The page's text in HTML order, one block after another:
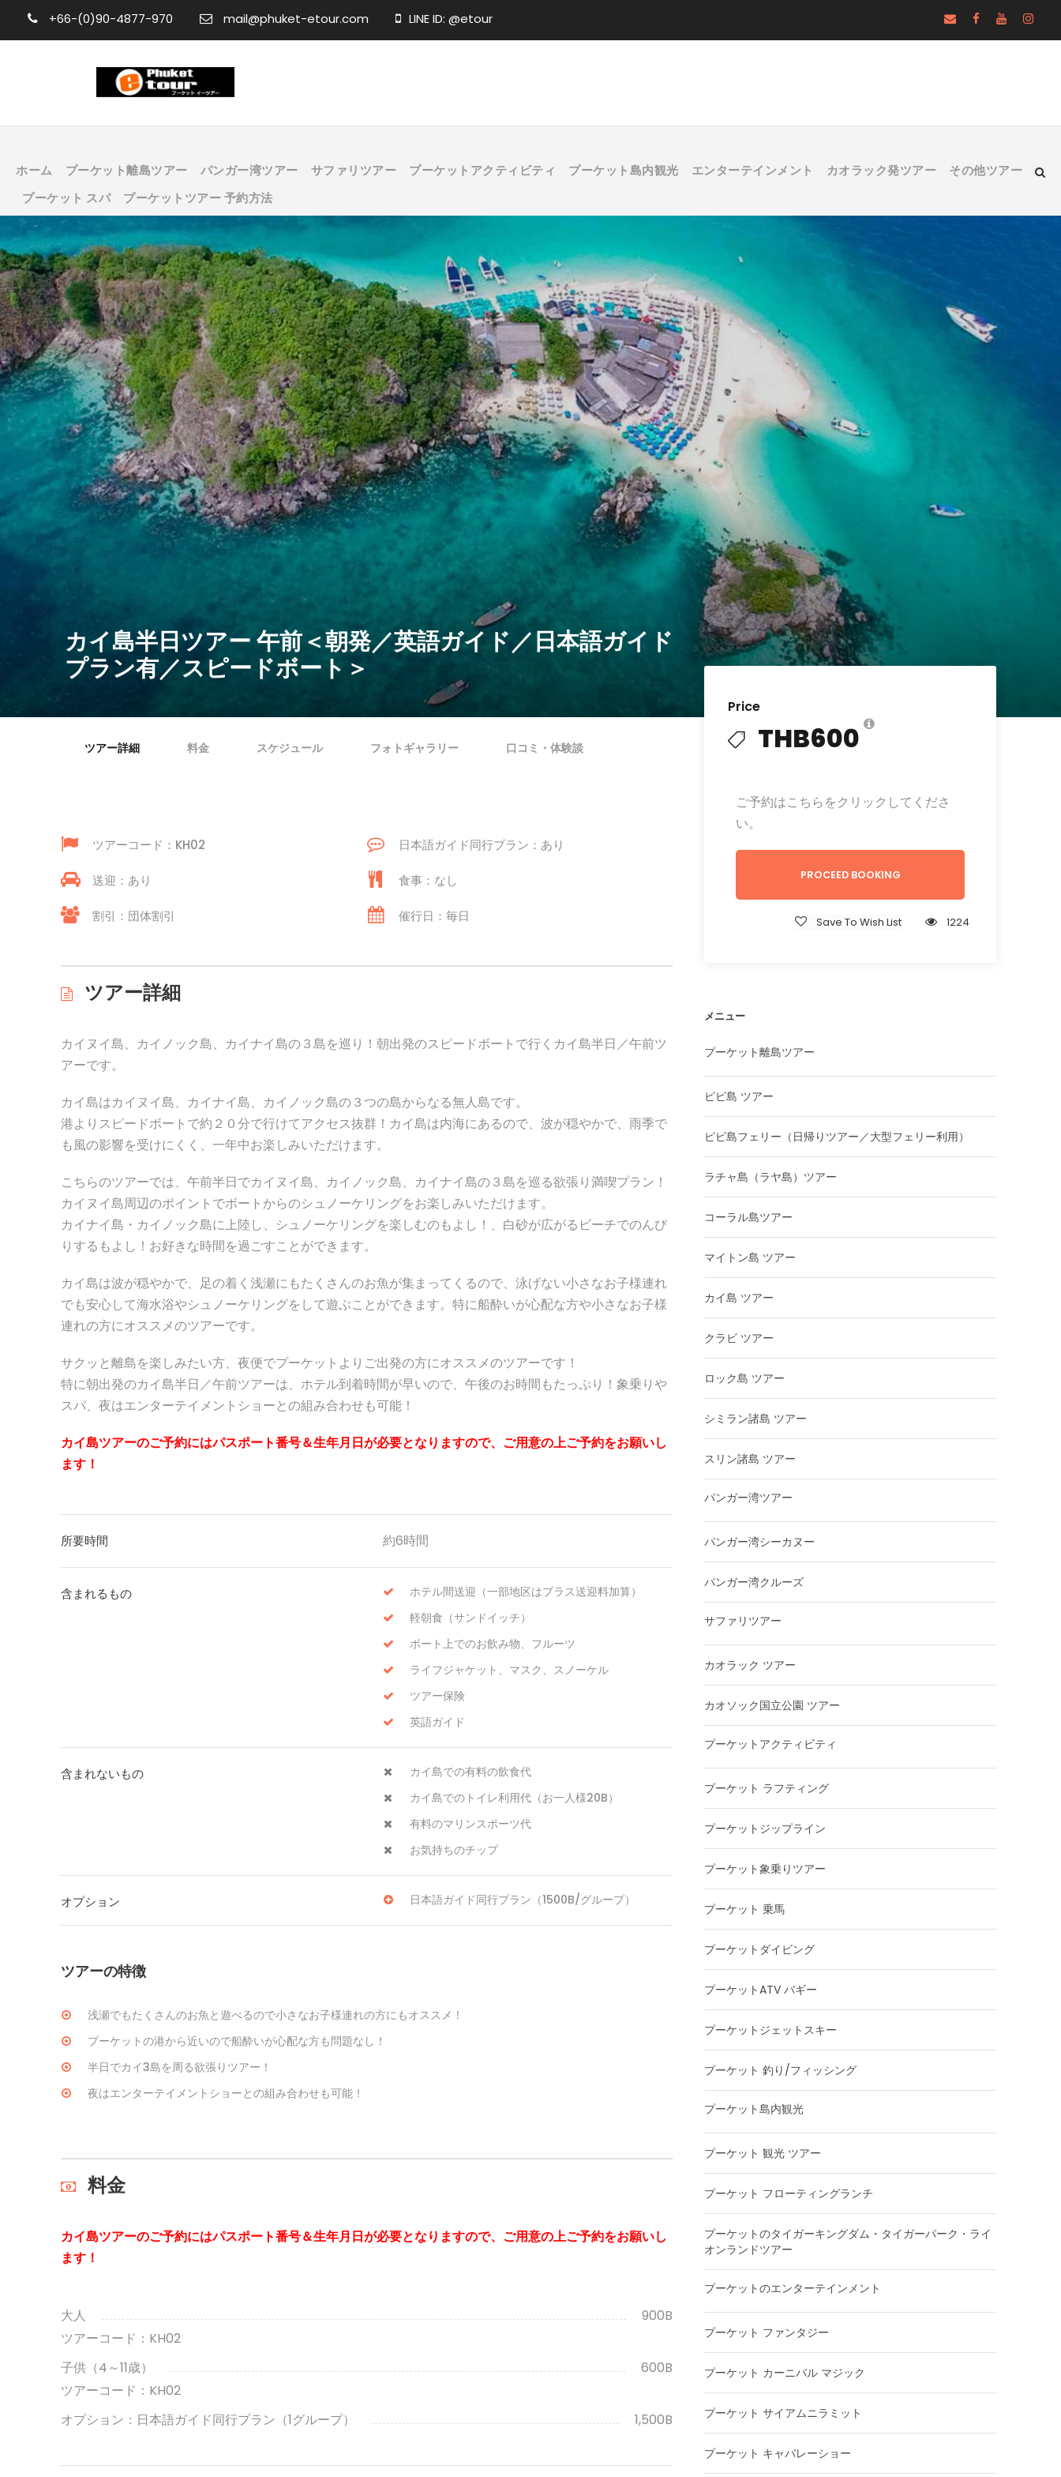
+66-(0)90-4877-970 mail@phuket-etour.com LINE ID: @etour
ホーム プーケット離島ツアー パンガー湾ツアー サファリツアー プーケットアクティビティ プーケット島内観光 エンターテインメント カオラック発ツアー
その他ツアー
プーケット スパ
プーケットツアー 予約方法
カイ島半日ツアー 午前＜朝発／英語ガイド／日本語ガイド
プラン有／スピードボート＞
Price
THB600
ご予約はこちらをクリックしてくださ
い。
PROCEED BOOKING
Save To Wish List 1224
メニュー
プーケット離島ツアー
ピピ島 ツアー
ピピ島フェリー（日帰りツアー／大型フェリー利用）
ラチャ島（ラヤ島）ツアー
コーラル島ツアー
マイトン島 ツアー
カイ島 ツアー
クラビ ツアー
ロック島 ツアー
シミラン諸島 ツアー
スリン諸島 ツアー
パンガー湾ツアー
パンガー湾シーカヌー
パンガー湾クルーズ
サファリツアー
カオラック ツアー
カオソック国立公園 ツアー
プーケットアクティビティ
プーケット ラフティング
プーケットジップライン
プーケット象乗りツアー
プーケット 乗馬
プーケットダイビング
プーケットATV バギー
プーケットジェットスキー
プーケット 釣り/フィッシング
プーケット島内観光
プーケット 観光 ツアー
プーケット フローティングランチ
プーケットのタイガーキングダム・タイガーパーク・ライ
オンランドツアー
プーケットのエンターテインメント
プーケット ファンタジー
プーケット カーニバル マジック
プーケット サイアムニラミット
プーケット キャバレーショー
ツアー詳細 料金 スケジュール フォトギャラリー 口コミ・体験談
ツアーコード：KH02 日本語ガイド同行プラン：あり
送迎：あり 食事：なし
割引：団体割引 催行日：毎日
ツアー詳細
カイヌイ島、カイノック島、カイナイ島の３島を巡り！朝出発のスピードボートで行くカイ島半日／午前ツ
アーです。
カイ島はカイヌイ島、カイナイ島、カイノック島の３つの島からなる無人島です。
港よりスピードボートで約２０分で行けてアクセス抜群！カイ島は内海にあるので、波が穏やかで、雨季で
も風の影響を受けにくく、一年中お楽しみいただけます。
こちらのツアーでは、午前半日でカイヌイ島、カイノック島、カイナイ島の３島を巡る欲張り満喫プラン！
カイヌイ島周辺のポイントでボートからのシュノーケリングをお楽しみいただけます。
カイナイ島・カイノック島に上陸し、シュノーケリングを楽しむのもよし！、白砂が広がるビーチでのんび
りするもよし！ お好きな時間を過ごすことができます。
カイ島は波が穏やかで、足の着く浅瀬にもたくさんのお魚が集まってくるので、泳げない小さなお子様連れ
でも安心して海水浴やシュノーケリングをして遊ぶことができます。特に船酔いが心配な方や小さなお子様
連れの方にオススメのツアーです。
サクッと離島を楽しみたい方、夜便でプーケットよりご出発の方にオススメのツアーです！
特に朝出発のカイ島半日／午前ツアーは、ホテル到着時間が早いので、午後のお時間もたっぷり！象乗りや
スパ、夜はエンターテイメントショーとの組み合わせも可能！
カイ島ツアーのご予約にはパスポート番号＆生年月日が必要となりますので、ご用意の上ご予約をお願いし
ます！
所要時間 約6時間
含まれるもの
ホテル間送迎（一部地区はプラス送迎料加算）
軽朝食（サンドイッチ）
ボート上でのお飲み物、フルーツ
ライフジャケット、マスク、スノーケル
ツアー保険
英語ガイド
含まれないもの
カイ島での有料の飲食代
カイ島でのトイレ利用代（お一人様20B）
有料のマリンスポーツ代
お気持ちのチップ
オプション 日本語ガイド同行プラン（1500B/グループ）
ツアーの特徴
浅瀬でもたくさんのお魚と遊べるので小さなお子様連れの方にもオススメ！
プーケットの港から近いので船酔いが心配な方も問題なし！
半日でカイ3島を周る欲張りツアー！
夜はエンターテイメントショーとの組み合わせも可能！
料金
カイ島ツアーのご予約にはパスポート番号＆生年月日が必要となりますので、ご用意の上ご予約をお願いし
ます！
大人
900B
ツアーコード：KH02
子供（4～11歳）
600B
ツアーコード：KH02
オプション：日本語ガイド同行プラン（1グループ）
1,500B